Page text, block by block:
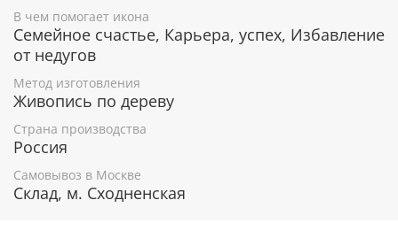
Гарантия подлинности
К каждому живописному образу прикладывается
номерное свидетельство, в котором подробно
расписана вся информация об иконе:
Имя художника,
Материалы, из которых она изготовлена,
Гарантия соответствия канонам Православной
Церкви.
В чем помогает икона
Семейное счастье, Карьера, успех, Избавление
от недугов
Метод изготовления
Живопись по дереву
Страна производства
Россия
Самовывоз в Москве
Склад, м. Сходненская